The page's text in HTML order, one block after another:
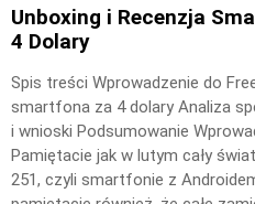
Unboxing i Recenzja
4 Dolary
Spis treści Wprowadzenie do
smartfona za 4 dolary Analiza
i wnioski Podsumowanie
Pamiętacie jak w lutym cały
251, czyli smartfonie z